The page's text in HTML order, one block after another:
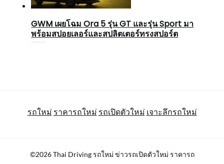
GWM เผยโฉม Ora 5 รุ่น GT และรุ่น Sport มา
พร้อมสปอยเลอร์และสปลิตเตอร์ทรงสปอร์ต
รถใหม่ ราคารถใหม่ รถเปิดตัวใหม่ เจาะลึกรถใหม่
©2026 Thai Driving รถใหม่ ข่าวรถเปิดตัวใหม่ ราคารถ